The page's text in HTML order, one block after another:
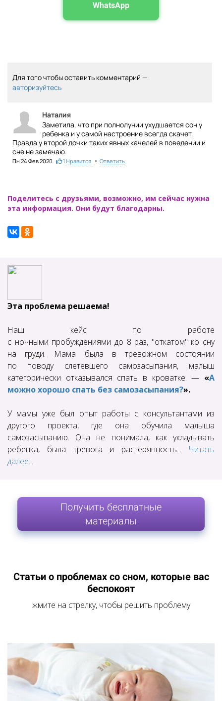
WhatsApp
Для того чтобы оставить комментарий —
авторизуйтесь
Наталия
Заметила, что при полнолунии ухудшается сон у
ребенка и у самой настроение всегда скачет.
Правда у второй дочки таких явных качелей в поведении и
сне не замечаю.
Пн 24 Фев 2020 1 Нравится • Ответить
Поделитесь с друзьями, возможно, им сейчас нужна
эта информация. Они будут благодарны.
Эта проблема решаема!
Наш кейс по работе
с ночными пробуждениями до 8 раз, "откатом" ко сну
на груди. Мама была в тревожном состоянии
по поводу слетевшего самозасыпания, малыш
категорически отказывался спать в кроватке. — «А
можно хорошо спать без самозасыпания?».
У мамы уже был опыт работы с консультантами из
другого проекта, где она обучила малыша
самозасыпанию. Она не понимала, как укладывать
ребенка, была тревога и растерянность... Читать
далее...
Получить бесплатные
материалы
Статьи о проблемах со сном, которые вас
беспокоят
жмите на стрелку, чтобы решить проблему